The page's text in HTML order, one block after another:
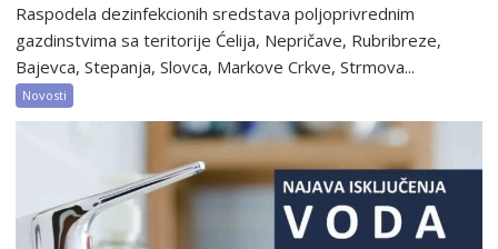
Raspodela dezinfekcionih sredstava poljoprivrednim
gazdinstvima sa teritorije Ćelija, Nepričave, Rubribreze,
Bajevca, Stepanja, Slovca, Markove Crkve, Strmova...
Novosti